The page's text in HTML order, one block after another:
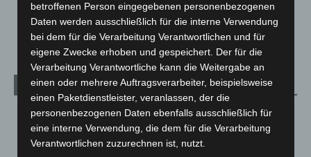
Celle: Mensch stirbt bei Bagger-Unfall auf Baustelle
Kategorien
Blaulicht
2.799
betroffenen Person eingegebenen personenbezogenen
Daten werden ausschließlich für die interne Verwendung
bei dem für die Verarbeitung Verantwortlichen und für
eigene Zwecke erhoben und gespeichert. Der für die
Verarbeitung Verantwortliche kann die Weitergabe an
einen oder mehrere Auftragsverarbeiter, beispielsweise
einen Paketdienstleister, veranlassen, der die
personenbezogenen Daten ebenfalls ausschließlich für
eine interne Verwendung, die dem für die Verarbeitung
Verantwortlichen zuzurechnen ist, nutzt.